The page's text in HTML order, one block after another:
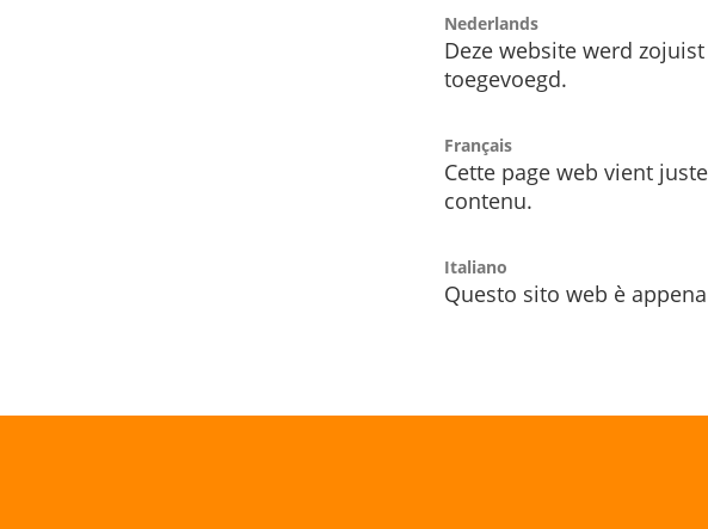
Nederlands
Deze website werd
toegevoegd.
Français
Cette page web vient
contenu.
Italiano
Questo sito web è